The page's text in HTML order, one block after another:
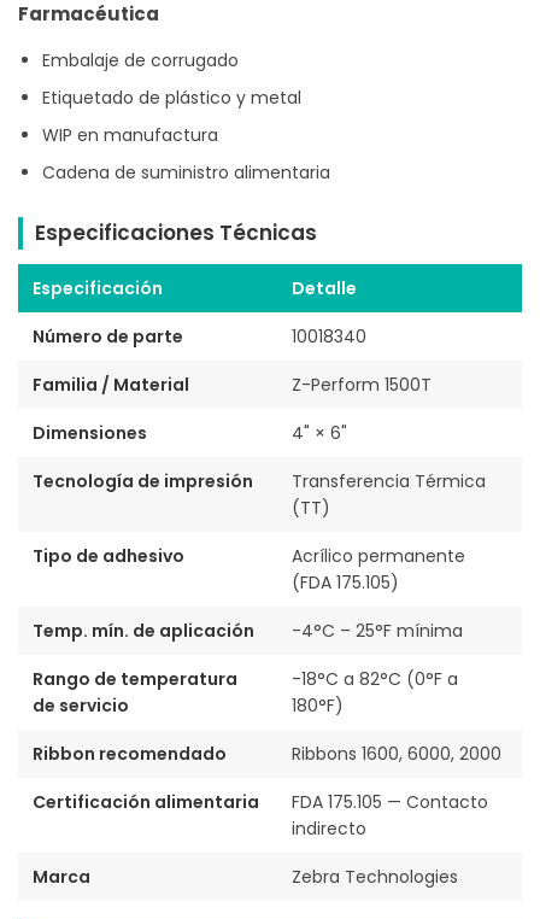
Farmacéutica
Embalaje de corrugado
Etiquetado de plástico y metal
WIP en manufactura
Cadena de suministro alimentaria
Especificaciones Técnicas
Especificación
Detalle
Número de parte
10018340
Familia / Material
Z-Perform 1500T
Dimensiones
4" × 6"
Tecnología de impresión
Transferencia Térmica
(TT)
Tipo de adhesivo
Acrílico permanente
(FDA 175.105)
Temp. mín. de aplicación
-4°C – 25°F mínima
Rango de temperatura
de servicio
-18°C a 82°C (0°F a
180°F)
Ribbon recomendado
Ribbons 1600, 6000, 2000
Certificación alimentaria
FDA 175.105 — Contacto
indirecto
Marca
Zebra Technologies